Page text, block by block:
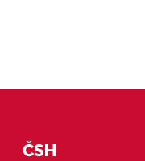
ČSH